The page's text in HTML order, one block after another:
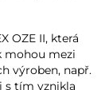
OZE II, která
mohou mezi
výroben, např.
s tím vznikla